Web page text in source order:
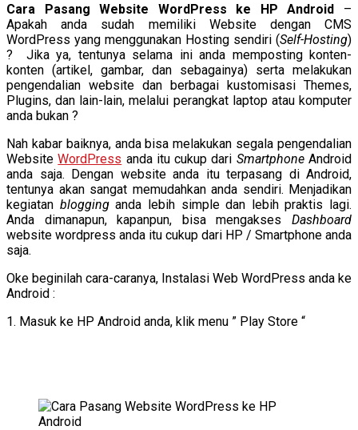
Cara Pasang Website WordPress ke HP Android –
Apakah anda sudah memiliki Website dengan CMS
WordPress yang menggunakan Hosting sendiri (Self-Hosting)
? Jika ya, tentunya selama ini anda memposting konten-
konten (artikel, gambar, dan sebagainya) serta melakukan
pengendalian website dan berbagai kustomisasi Themes,
Plugins, dan lain-lain, melalui perangkat laptop atau komputer
anda bukan ?
Nah kabar baiknya, anda bisa melakukan segala pengendalian
WebsiteWordPress anda itu cukup dari SmartphoneAndroid
anda saja. Dengan website anda itu terpasang di Android,
tentunya akan sangat memudahkan anda sendiri. Menjadikan
kegiatan blogginganda lebih simple dan lebih praktis lagi.
Anda dimanapun, kapanpun, bisa mengakses Dashboard
website wordpress anda itu cukup dari HP / Smartphone anda
saja.
Oke beginilah cara-caranya, Instalasi Web WordPress anda ke
Android :
1. Masuk ke HP Android anda, klik menu ” Play Store “